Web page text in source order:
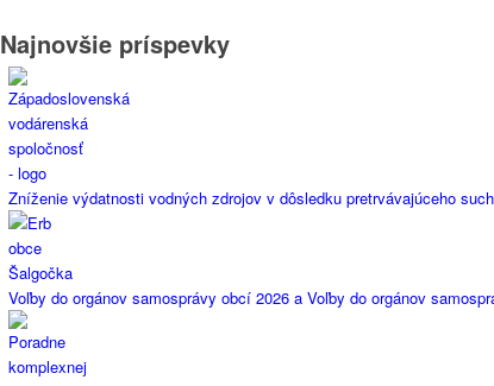
Najnovšie príspevky
Zníženie výdatnosti vodných zdrojov v dôsledku pretrvávajúceho
Voľby do orgánov samosprávy obcí 2026 a Voľby do orgánov